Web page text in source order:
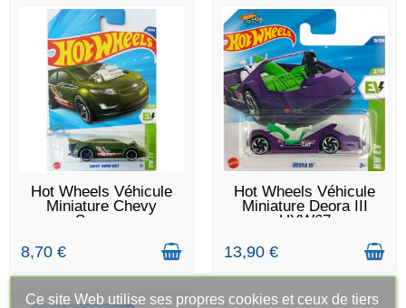
DERNIERS ARTICLES EN
STOCK
Hot Wheels Véhicule
Miniature Chevy
Super...
8,70 €
EN STOCK
Hot Wheels Véhicule
Miniature Deora III
HYW67
13,90 €
Ce site Web utilise ses propres cookies et ceux de tiers